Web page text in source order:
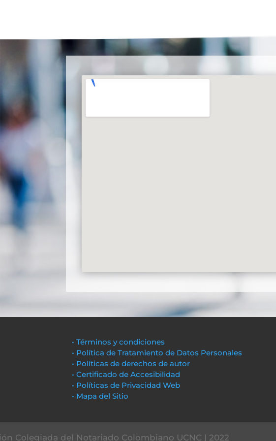
• Términos y condiciones
• Política de Tratamiento de Datos Personales
• Políticas de derechos de autor
• Certificado de Accesibilidad
• Políticas de Privacidad Web
• Mapa del Sitio
Colegiada del Notariado Colombiano UCNC | 2022